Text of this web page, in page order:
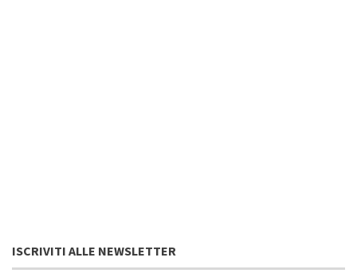
ISCRIVITI ALLE NEWSLETTER